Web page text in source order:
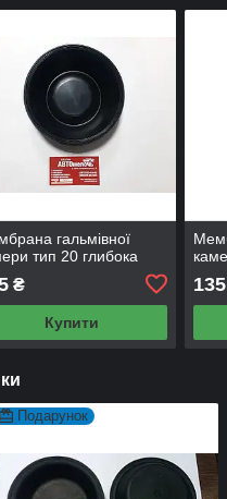
гальмівної
тип 20 глибока
₴
Купити
135
Подарунок